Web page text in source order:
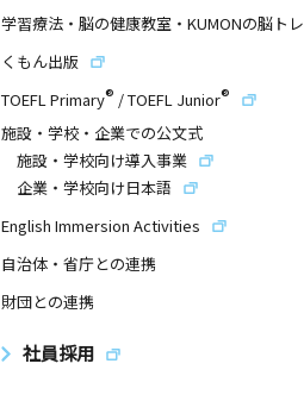
学習療法・脳の健康教室・KUMONの脳トレ
くもん出版
TOEFL Primary® /TOEFL Junior®
施設・学校・企業での公文式
施設・学校向け導入事業
企業・学校向け日本語
English Immersion Activities
自治体・省庁との連携
財団との連携
社員採用